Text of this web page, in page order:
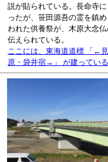
説が貼られている。長命寺
ったが、笹田源吾の霊を鎮
われた供養祭が、木原大念
伝えられている。
ここには、東海道道標 「←
原・袋井宿→」 が建ってい